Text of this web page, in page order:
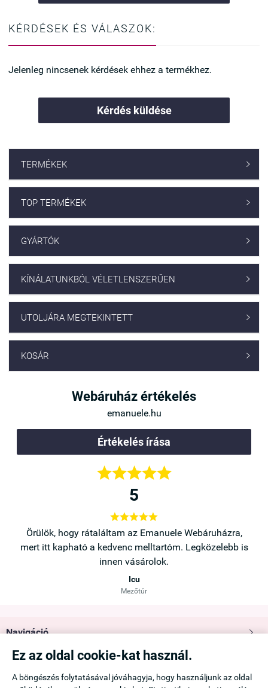
Ez az oldal cookie-kat használ.
A böngészés folytatásával jóváhagyja, hogy használjunk az oldal
KÉRDÉSEK ÉS VÁLASZOK:
Jelenleg nincsenek kérdések ehhez a termékhez.
Kérdés küldése
TERMÉKEK 
TOP TERMÉKEK 
GYÁRTÓK 
KÍNÁLATUNKBÓL VÉLETLENSZERŰEN 
UTOLJÁRA MEGTEKINTETT 
KOSÁR 
Webáruház értékelés
emanuele.hu
Értékelés írása

5

Örülök, hogy rátaláltam az Emanuele Webáruházra,
mert itt kapható a kedvenc melltartóm. Legközelebb is
innen vásárolok.
Icu
Mezőtúr
Navigáció 
Saját fiók